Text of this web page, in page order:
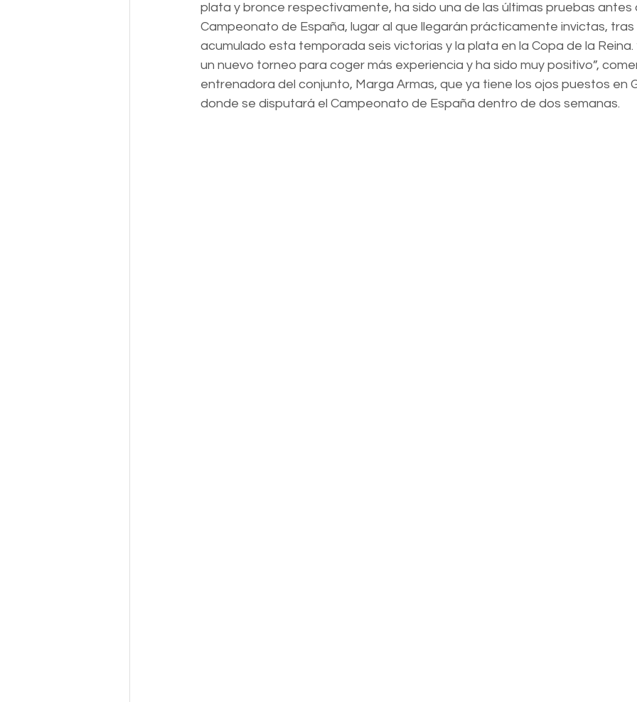
plata y bronce respectivamente, ha sido una de las últimas pruebas antes
Campeonato de España, lugar al que llegarán prácticamente invictas,
acumulado esta temporada seis victorias y la plata en la Copa de la Reina.
un nuevo torneo para coger más experiencia y ha sido muy positivo”,
entrenadora del conjunto, Marga Armas, que ya tiene los ojos puestos en
donde se disputará el Campeonato de España dentro de dos semanas.